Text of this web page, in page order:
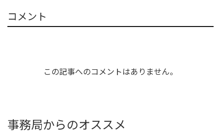
コメント
この記事へのコメントはありません。
事務局からのオススメ